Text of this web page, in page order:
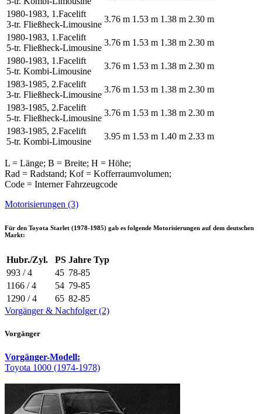
1980-1983, 1.Facelift
3-tr. Fließheck-Limousine
3.76 m 1.53 m 1.38 m 2.30 m
1980-1983, 1.Facelift
5-tr. Fließheck-Limousine
3.76 m 1.53 m 1.38 m 2.30 m
1980-1983, 1.Facelift
5-tr. Kombi-Limousine
3.76 m 1.53 m 1.38 m 2.30 m
1983-1985, 2.Facelift
3-tr. Fließheck-Limousine
3.76 m 1.53 m 1.38 m 2.30 m
1983-1985, 2.Facelift
5-tr. Fließheck-Limousine
3.76 m 1.53 m 1.38 m 2.30 m
1983-1985, 2.Facelift
5-tr. Kombi-Limousine
3.95 m 1.53 m 1.40 m 2.33 m
L = Länge; B = Breite; H = Höhe;
Rad = Radstand; Kof = Kofferraumvolumen;
Code = Interner Fahrzeugcode
Motorisierungen (3)
Für den Toyota Starlet (1978-1985) gab es folgende Motorisierungen auf dem deutschen
Markt:
Hubr./Zyl. PS Jahre Typ
993 / 4
45 78-85
1166 / 4
54 79-85
1290 / 4
65 82-85
Vorgänger & Nachfolger (2)
Vorgänger
Vorgänger-Modell:
Toyota 1000 (1974-1978)